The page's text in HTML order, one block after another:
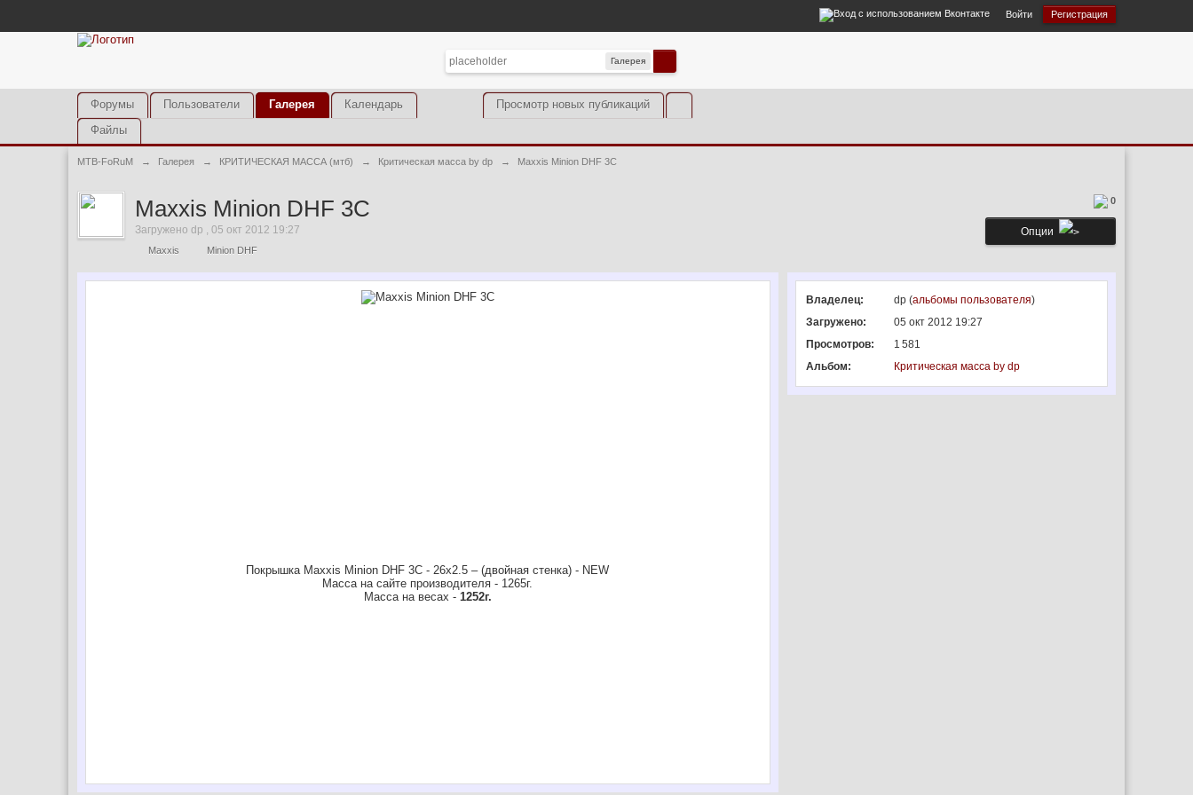
Войти Регистрация
Галерея
Просмотр новых публикаций
Форумы Пользователи Галерея
Календарь
Файлы
MTB-FoRuM → Галерея → КРИТИЧЕСКАЯ МАССА (мтб) → Критическая масса by dp → Maxxis Minion DHF 3C
0
Опции
Maxxis Minion DHF 3C
Загружено dp , 05 окт 2012 19:27
Maxxis Minion DHF
Владелец: dp (альбомы пользователя)
Загружено:
05 окт 2012 19:27
Просмотров:
1 581
Альбом:
Критическая масса by dp
Покрышка Maxxis Minion DHF 3C - 26x2.5 – (двойная стенка) - NEW
Масса на сайте производителя - 1265г.
Масса на весах - 1252г.